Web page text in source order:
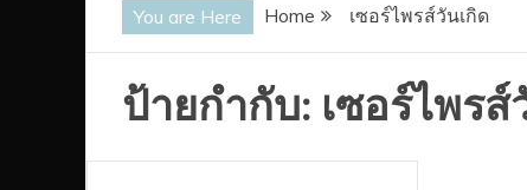
You are Here Home เซอร์ไพรส์วันเกิด
ป้ายกำกับ: เซอร์ไพรส์